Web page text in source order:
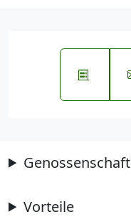
Genossenschaft
Vorteile